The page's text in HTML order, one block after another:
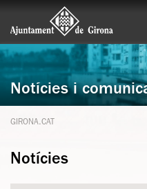
Notícies i
GIRONA.CAT
Notícies